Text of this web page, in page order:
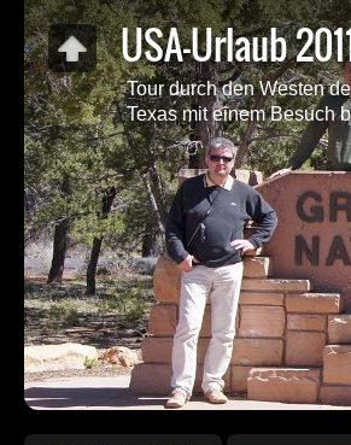
USA-Urlaub
Tour durch den Westen
Texas mit einem Besuch